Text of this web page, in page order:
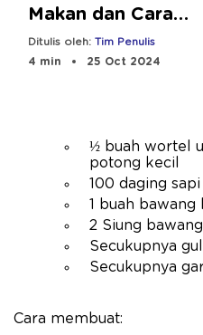
Makan dan Cara
Mengatasinya
Ditulis oleh: Tim Penulis
4 min
25 Oct 2024
½ buah wortel
potong kecil
100 daging
1 buah bawang
2 Siung
Secukupnya
Secukupnya
Cara membuat: